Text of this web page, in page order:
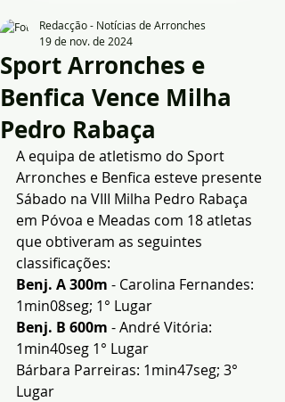
Sport Arronches e
Benfica Vence Milha
Pedro Rabaça
Redacção - Notícias de Arronches
19 de nov. de 2024
A equipa de atletismo do Sport
Arronches e Benfica esteve presente
Sábado na VIII Milha Pedro Rabaça
em Póvoa e Meadas com 18 atletas
que obtiveram as seguintes
classificações:
Benj. A 300m - Carolina Fernandes:
1min08seg; 1° Lugar
Benj. B 600m - André Vitória:
1min40seg 1° Lugar
Bárbara Parreiras: 1min47seg; 3°
Lugar